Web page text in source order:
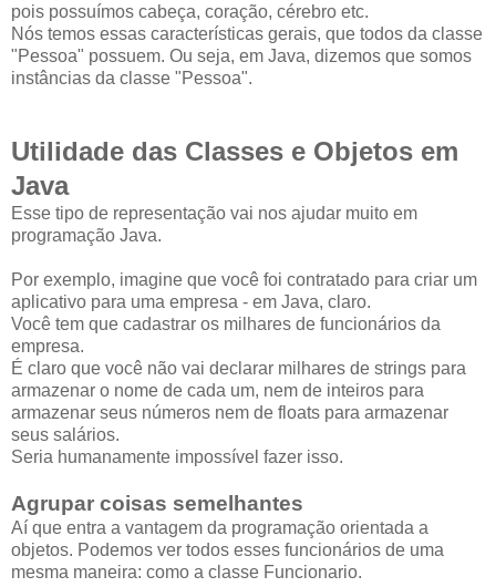
pois possuímos cabeça, coração, cérebro etc.
Nós temos essas características gerais, que todos da classe
"Pessoa" possuem. Ou seja, em Java, dizemos que somos
instâncias da classe "Pessoa".
Utilidade das Classes e Objetos em
Java
Esse tipo de representação vai nos ajudar muito em
programação Java.
Por exemplo, imagine que você foi contratado para criar um
aplicativo para uma empresa - em Java, claro.
Você tem que cadastrar os milhares de funcionários da
empresa.
É claro que você não vai declarar milhares de strings para
armazenar o nome de cada um, nem de inteiros para
armazenar seus números nem de floats para armazenar
seus salários.
Seria humanamente impossível fazer isso.
Agrupar coisas semelhantes
Aí que entra a vantagem da programação orientada a
objetos. Podemos ver todos esses funcionários de uma
mesma maneira: como a classe Funcionario.